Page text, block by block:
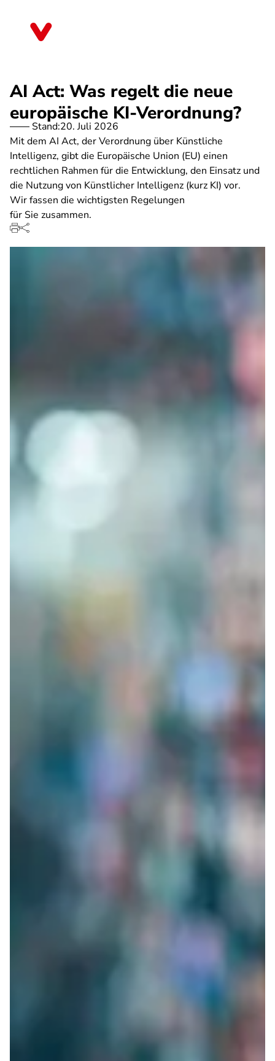
AI Act: Was regelt die neue
europäische KI-Verordnung?
Stand:20. Juli 2026
Mit dem AI Act, der Verordnung über Künstliche
Intelligenz, gibt die Europäische Union (EU) einen
rechtlichen Rahmen für die Entwicklung, den Einsatz und
die Nutzung von Künstlicher Intelligenz (kurz KI) vor.
Wir fassen die wichtigsten Regelungen
für Sie zusammen.